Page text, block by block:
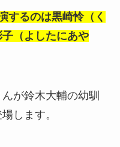
するのは黒崎怜（く
（よしたにあや
が鈴木大輔の幼馴
します。